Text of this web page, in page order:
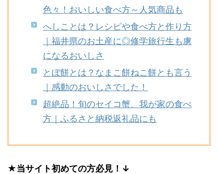
色々！おいしい食べ方～人気商品も
へしことは？レシピや食べ方と作り方
｜福井県のお土産に◎修学旅行生も虜
になるおいしさ
とぼ餅とは？なまこ餅ねこ餅とも言う
｜感動のおいしさでした！
超絶品！旬のセイコ蟹、我が家の食べ
方｜ふるさと納税返礼品にも
★当サイト初めての方必見！↓